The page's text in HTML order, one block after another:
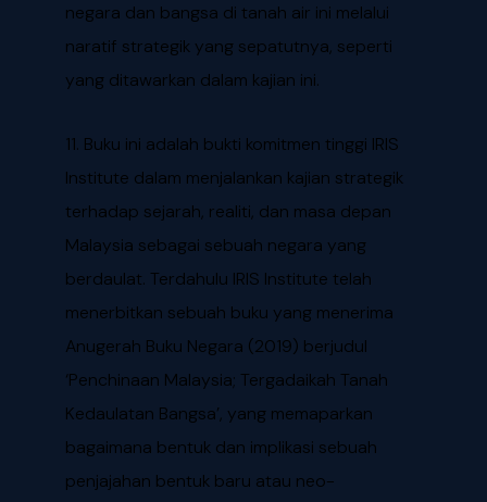
negara dan bangsa di tanah air ini melalui
naratif strategik yang sepatutnya, seperti
yang ditawarkan dalam kajian ini.
11. Buku ini adalah bukti komitmen tinggi IRIS
Institute dalam menjalankan kajian strategik
terhadap sejarah, realiti, dan masa depan
Malaysia sebagai sebuah negara yang
berdaulat. Terdahulu IRIS Institute telah
menerbitkan sebuah buku yang menerima
Anugerah Buku Negara (2019) berjudul
‘Penchinaan Malaysia; Tergadaikah Tanah
Kedaulatan Bangsa’, yang memaparkan
bagaimana bentuk dan implikasi sebuah
penjajahan bentuk baru atau neo-